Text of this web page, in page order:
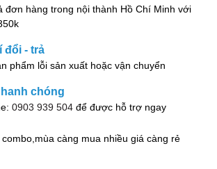
trong nấm đùi gà baby
đơn hàng trong nội thành Hồ Chí Minh với
đổi - trả
phẩm lỗi sản xuất hoặc vận chuyển
chóng
0903 939 504 để được hỗ trợ ngay
càng mua nhiều giá càng rẻ